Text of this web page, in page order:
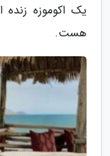
یک اکوموزه
هست.